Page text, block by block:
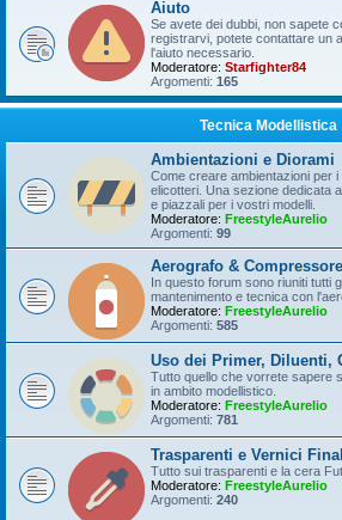
Aiuto
Se avete dei dubbi, non sapete
registrarvi, potete contattare un
l'aiuto necessario.
Moderatore: Starfighter84
Argomenti: 165
Tecnica Modellistica
Ambientazioni e Diorami
Come creare ambientazioni per
elicotteri. Una sezione dedicata
e piazzali per i vostri modelli.
Moderatore: FreestyleAurelio
Argomenti: 99
Aerografo & Compressore
In questo forum sono riuniti tutti
mantenimento e tecnica con
Moderatore: FreestyleAurelio
Argomenti: 585
Uso dei Primer, Diluenti,
Tutto quello che vorrete sapere
in ambito modellistico.
Moderatore: FreestyleAurelio
Argomenti: 781
Trasparenti e Vernici
Tutto sui trasparenti e la cera
Moderatore: FreestyleAurelio
Argomenti: 240